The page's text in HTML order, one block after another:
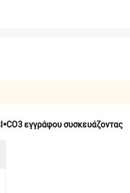
εγγράφου συσκευάζοντας